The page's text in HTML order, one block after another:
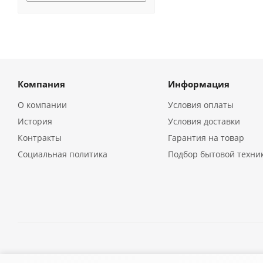
Компания
О компании
История
Контракты
Социальная политика
Информация
Условия оплаты
Условия доставки
Гарантия на товар
Подбор бытовой